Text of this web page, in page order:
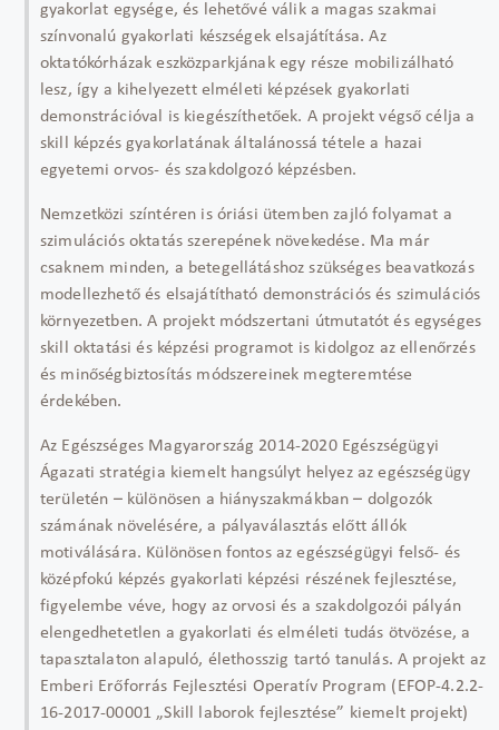
gyakorlat egysége, és lehetővé válik a magas szakmai
színvonalú gyakorlati készségek elsajátítása. Az
oktatókórházak eszközparkjának egy része mobilizálható
lesz, így a kihelyezett elméleti képzések gyakorlati
demonstrációval is kiegészíthetőek. A projekt végső célja a
skill képzés gyakorlatának általánossá tétele a hazai
egyetemi orvos- és szakdolgozó képzésben.
Nemzetközi színtéren is óriási ütemben zajló folyamat a
szimulációs oktatás szerepének növekedése. Ma már
csaknem minden, a betegellátáshoz szükséges beavatkozás
modellezhető és elsajátítható demonstrációs és szimulációs
környezetben. A projekt módszertani útmutatót és egységes
skill oktatási és képzési programot is kidolgoz az ellenőrzés
és minőségbiztosítás módszereinek megteremtése
érdekében.
Az Egészséges Magyarország 2014-2020 Egészségügyi
Ágazati stratégia kiemelt hangsúlyt helyez az egészségügy
területén – különösen a hiányszakmákban – dolgozók
számának növelésére, a pályaválasztás előtt állók
motiválására. Különösen fontos az egészségügyi felső- és
középfokú képzés gyakorlati képzési részének fejlesztése,
figyelembe véve, hogy az orvosi és a szakdolgozói pályán
elengedhetetlen a gyakorlati és elméleti tudás ötvözése, a
tapasztalaton alapuló, élethosszig tartó tanulás. A projekt az
Emberi Erőforrás Fejlesztési Operatív Program (EFOP-4.2.2-
16-2017-00001 „Skill laborok fejlesztése” kiemelt projekt)